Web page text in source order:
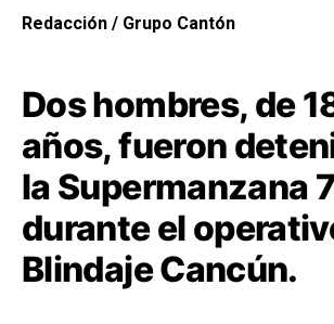
Redacción / Grupo Cantón
Dos hombres, de
años, fueron
la Supermanzana
durante el
Blindaje Cancún.